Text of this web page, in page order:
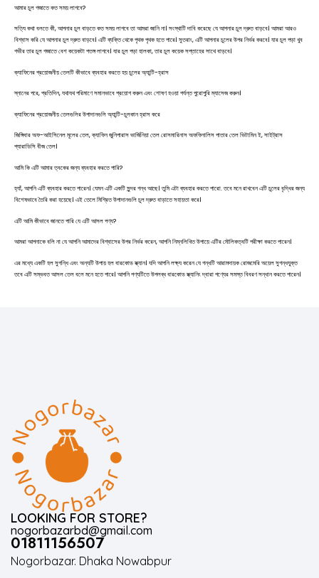
আমার চুল গজাতে কত সময় লাগবে?
সত্যি কথা বলতে কী, আপনার চুল বাড়তে কত সময় লাগবে তা আমরা জানি না। সংস্থাটি দাবি করেছে যে আপনার চুল দ্রুত বাড়বে। আমরা আরও
বিশ্বাস করি যে আপনার চুল দ্রুত বাড়বে। এটি ব্যক্তি থেকে পৃথক পৃথক হতে পারে। সুতরাং, এটি আপনার চুলের উপর নির্ভর করবে। যার চুল পড়া খুব
গভীর তার চুল গজাতে বেশ কয়েকটা পতঙ্গ লাগবে। যার চুল পড়া হালকা, তার চুল কয়েক সপ্তাহের সাথে বাড়বে।
ক্যাফিনের প্রয়োজনীয় তেলটি কীভাবে ব্যবহার করতে হয় চুলের অ্যান্টি-হ্রাস
স্নানের পরে, প্রতিদিন, যথাযথ পরিমাণে সমানভাবে প্রয়োগ করুন এবং শোষণ হওয়া পর্যন্ত পুরোপুরি ম্যাসেজ করুন।
ক্যাফিনের প্রয়োজনীয় তেলগুলির উপাদানগুলি অ্যান্টি-চুলকান হ্রাস করে
জিঙ্গিবার অফ-আইসিনেল মূলের তেল, ক্যাফিন জুনিপারাস ভার্জিনিয়া তেল রোসমারিনাস অফফিনালিস পাতার তেল ভিটামিন ই, সাইট্রাস
প্যারাডিসি বীজ তেল।
আমি কি এটি আমার ত্বকের জন্য ব্যবহার করতে পারি?
হ্যাঁ, আপনি এটি ব্যবহার করতে পারেন। যেমন এটি একটি সুন্দর গন্ধ আছে। তুমি এটা ব্যবহার করতে পারো. তবে মনে রাখবেন এটি চুলের বৃদ্ধির জন্য
বিশেষভাবে তৈরি করা হয়েছে। এই তেলে মিশ্রিত উপাদানগুলি চুল দ্রুত বাড়াতে সহায়তা করে।
এটি আমি কীভাবে জানতে পারি যে এটি আসল পণ্য?
আমরা আপনাকে বলি না যে আপনি আমাদের বিশ্বাসের উপর নির্ভর করেন, আপনি নিম্নলিখিত উপায়ে এটির মৌলিকত্বটি পরীক্ষা করতে পারেন।
এর মধ্যে একটি হল সুগন্ধি এবং অন্যটি উপায় হল বারকোড স্ক্যান। যদি আপনি লক্ষ্য করেন যে গন্ধটি আরামদায়ক রোজমেরি অয়েল সুগন্ধযুক্ত
তবে এটি সম্ভবত আসল তেল বলে মনে হতে পারে। আপনি পণ্যটিতে উপলব্ধ বারকোড স্ক্যানিং দ্বারা পণ্যের সমস্ত বিবরণ সন্ধান করতে পারেন।
LOOKING FOR STORE?
nogorbazarbd@gmail.com
01811156507
Nogorbazar. Dhaka Nowabpur